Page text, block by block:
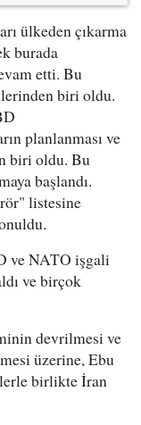
ülkeden çıkarma
burada
etti. Bu
biri oldu.
planlanması ve
biri oldu. Bu
başlandı.
listesine
ve NATO işgali
ve birçok
devrilmesi ve
üzerine, Ebu
birlikte İran